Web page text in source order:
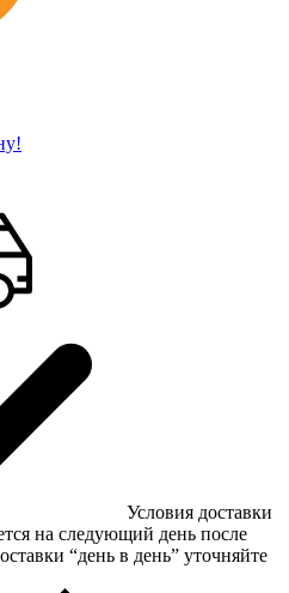
Условия доставки
на следующий день после
“день в день” уточняйте